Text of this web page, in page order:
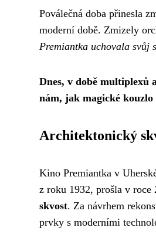
Poválečná doba přinesla
moderní době. Zmizely
Premiantka uchovala svůj
Dnes, v době
nám, jak magické
Architektonický
Kino Premiantka v
z roku 1932, prošla v
skvost. Za návrhem
prvky s moderními